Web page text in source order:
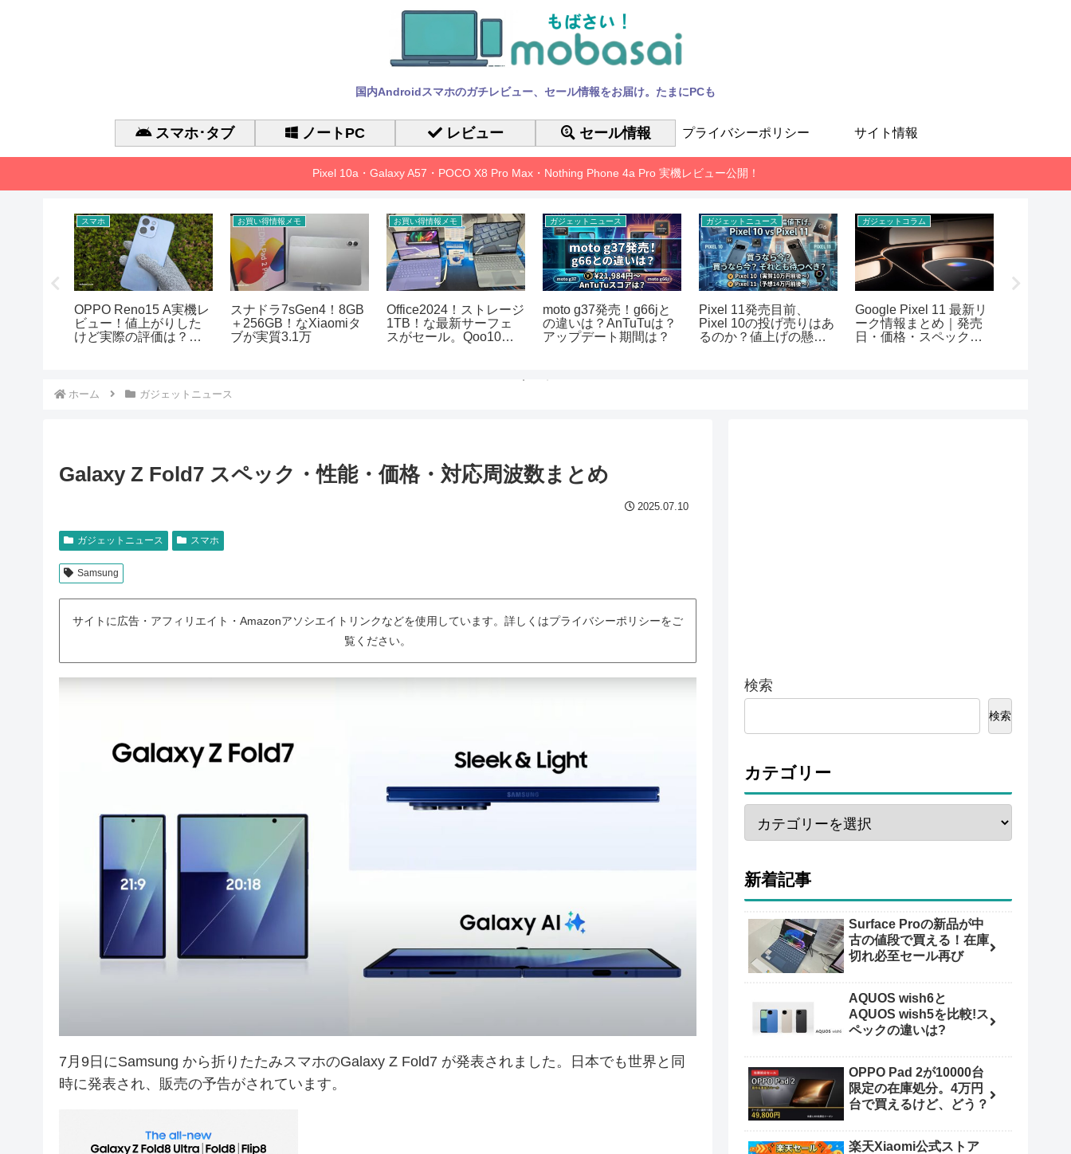
国内Androidスマホのガチレビュー、セール情報をお届け。たまにPCも
スマホ･タブ ノートPC レビュー セール情報 プライバシーポリシー サイト情報
Pixel 10a・Galaxy A57・POCO X8 Pro Max・Nothing Phone 4a Pro 実機レビュー公開！
スマホ
OPPO Reno15 A実機レ
ビュー！値上がりした
けど実際の評価は？徹
お買い得情報メモ
スナドラ7sGen4！8GB
＋256GB！なXiaomiタ
ブが実質3.1万
お買い得情報メモ
Office2024！ストレージ
1TB！な最新サーフェ
スがセール。Qoo10メ
ガジェットニュース
moto g37発売！g66jと
の違いは？AnTuTuは？
アップデート期間は？
ガジェットニュース
Pixel 11発売目前、
Pixel 10の投げ売りはあ
るのか？値上げの懸念
ガジェットコラム
Google Pixel 11 最新リ
ーク情報まとめ｜発売
日・価格・スペック予
ホーム ガジェットニュース
Galaxy Z Fold7 スペック・性能・価格・対応周波数まとめ
2025.07.10
ガジェットニュース スマホ
Samsung
サイトに広告・アフィリエイト・Amazonアソシエイトリンクなどを使用しています。詳しくはプライバシーポリシーをご
覧ください。
7月9日にSamsung から折りたたみスマホのGalaxy Z Fold7 が発表されました。日本でも世界と同
時に発表され、販売の予告がされています。
検索
検索
カテゴリー
新着記事
Surface Proの新品が中
古の値段で買える！在庫
切れ必至セール再び
AQUOS wish6と
AQUOS wish5を比較!ス
ペックの違いは?
OPPO Pad 2が10000台
限定の在庫処分。4万円
台で買えるけど、どう？
楽天Xiaomi公式ストア